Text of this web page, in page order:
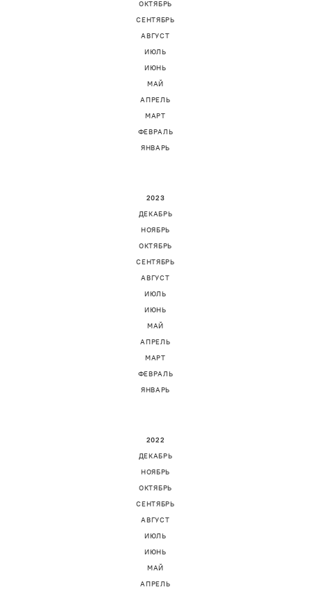
ОКТЯБРЬ
СЕНТЯБРЬ
АВГУСТ
ИЮЛЬ
ИЮНЬ
МАЙ
АПРЕЛЬ
МАРТ
ФЕВРАЛЬ
ЯНВАРЬ
2023
ДЕКАБРЬ
НОЯБРЬ
ОКТЯБРЬ
СЕНТЯБРЬ
АВГУСТ
ИЮЛЬ
ИЮНЬ
МАЙ
АПРЕЛЬ
МАРТ
ФЕВРАЛЬ
ЯНВАРЬ
2022
ДЕКАБРЬ
НОЯБРЬ
ОКТЯБРЬ
СЕНТЯБРЬ
АВГУСТ
ИЮЛЬ
ИЮНЬ
МАЙ
АПРЕЛЬ